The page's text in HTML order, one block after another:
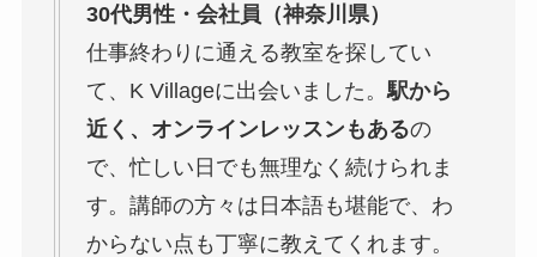
30代男性・会社員（神奈川県）
仕事終わりに通える教室を探してい
て、K Villageに出会いました。駅から
近く、オンラインレッスンもあるの
で、忙しい日でも無理なく続けられま
す。講師の方々は日本語も堪能で、わ
からない点も丁寧に教えてくれます。